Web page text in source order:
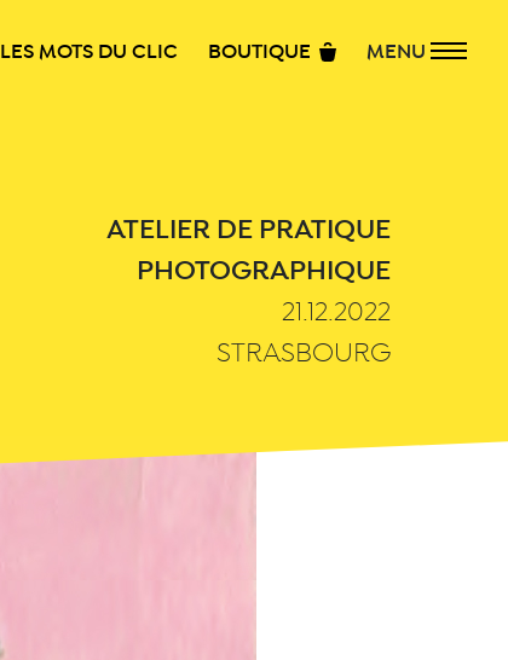
LES MOTS DU CLIC BOUTIQUE MENU
ATELIER DE PRATIQUE
PHOTOGRAPHIQUE
21.12.2022
STRASBOURG